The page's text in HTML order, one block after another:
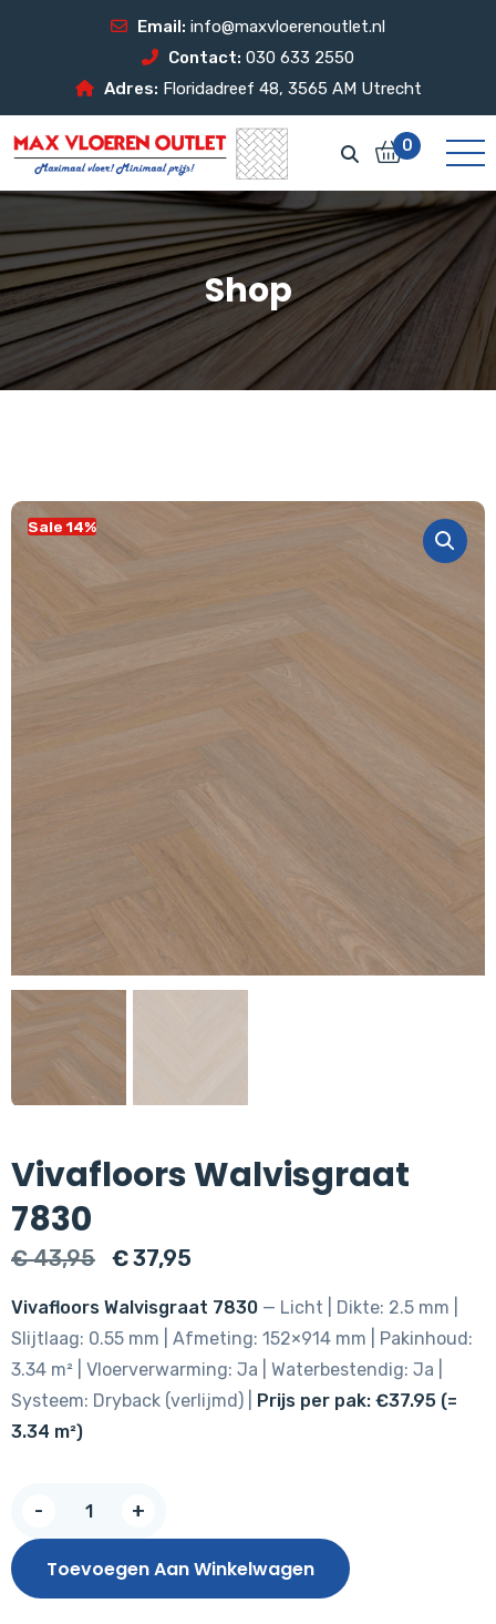
Email: info@maxvloerenoutlet.nl
Contact: 030 633 2550
Adres: Floridadreef 48, 3565 AM Utrecht
0
Shop
Sale 14%
Vivafloors Walvisgraat
7830
€43,95
Oorspronkelijke
€ 43,95.
€37,95
€ 37,95.
Vivafloors Walvisgraat 7830 — Licht | Dikte: 2.5 mm |
Slijtlaag: 0.55 mm | Afmeting: 152×914 mm | Pakinhoud:
3.34 m² | Vloerverwarming: Ja | Waterbestendig: Ja |
Systeem: Dryback (verlijmd) |
Prijs per pak: €37.95 (=
3.34 m²)
-
7830
aantal
+
Toevoegen Aan Winkelwagen